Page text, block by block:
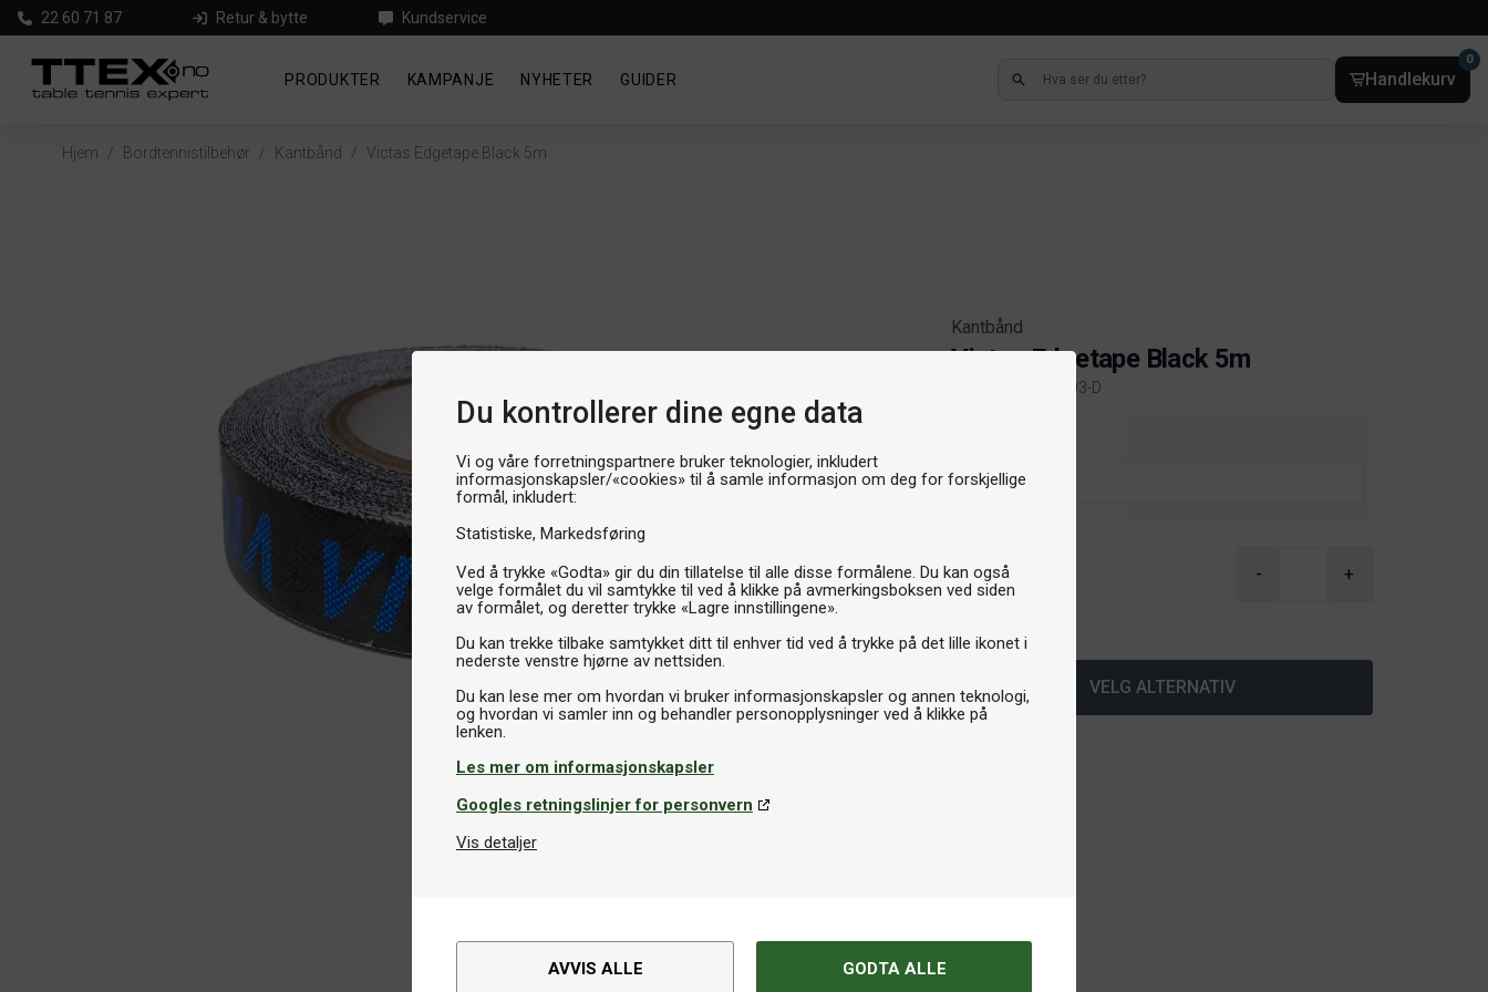
Du kontrollerer dine egne data
Vi og våre forretningspartnere bruker teknologier, inkludert
informasjonskapsler/«cookies» til å samle informasjon om deg for forskjellige
formål, inkludert:
Statistiske Markedsføring
Ved å trykke «Godta» gir du din tillatelse til alle disse formålene. Du kan også
velge formålet du vil samtykke til ved å klikke på avmerkingsboksen ved siden
av formålet, og deretter trykke «Lagre innstillingene».
Du kan trekke tilbake samtykket ditt til enhver tid ved å trykke på det lille ikonet i
nederste venstre hjørne av nettsiden.
Du kan lese mer om hvordan vi bruker informasjonskapsler og annen teknologi,
og hvordan vi samler inn og behandler personopplysninger ved å klikke på
Les mer om informasjonskapsler
Googles retningslinjer for personvern
Vis detaljer
AVVIS ALLE GODTA ALLE
22 60 71 87 Retur & bytte Kundservice
PRODUKTER KAMPANJE NYHETER GUIDER Handlekurv
0
Hjem / Bordtennistilbehør / Kantbånd / Victas Edgetape Black 5m
Kantbånd
Victas Edgetape Black 5m
Artikkelnr. 8000-903-D
- +
VELG ALTERNATIV